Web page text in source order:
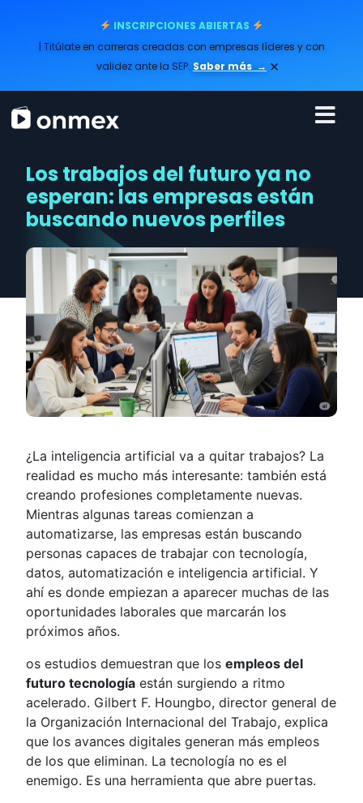
INSCRIPCIONES ABIERTAS
| Titúlate en carreras creadas con empresas líderes y con
validez ante la SEP. Saber más → ×
Los trabajos del futuro ya no
esperan: las empresas están
buscando nuevos perfiles
¿La inteligencia artificial va a quitar trabajos? La
realidad es mucho más interesante: también está
creando profesiones completamente nuevas.
Mientras algunas tareas comienzan a
automatizarse, las empresas están buscando
personas capaces de trabajar con tecnología,
datos, automatización e inteligencia artificial. Y
ahí es donde empiezan a aparecer muchas de las
oportunidades laborales que marcarán los
próximos años.
os estudios demuestran que losempleos del
futuro tecnología están surgiendo a ritmo
acelerado. Gilbert F. Houngbo, director general de
la Organización Internacional del Trabajo, explica
que los avances digitales generan más empleos
de los que eliminan. La tecnología no es el
enemigo. Es una herramienta que abre puertas.